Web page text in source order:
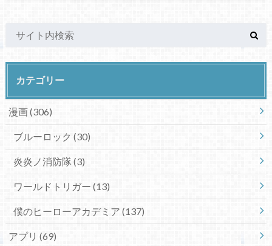
カテゴリー
漫画(306)
ブルーロック (30)
炎炎ノ消防隊 (3)
ワールドトリガー (13)
僕のヒーローアカデミア (137)
アプリ (69)